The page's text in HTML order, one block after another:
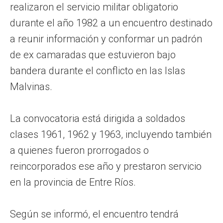
realizaron el servicio militar obligatorio
durante el año 1982 a un encuentro destinado
a reunir información y conformar un padrón
de ex camaradas que estuvieron bajo
bandera durante el conflicto en las Islas
Malvinas.
La convocatoria está dirigida a soldados
clases 1961, 1962 y 1963, incluyendo también
a quienes fueron prorrogados o
reincorporados ese año y prestaron servicio
en la provincia de Entre Ríos.
Según se informó, el encuentro tendrá